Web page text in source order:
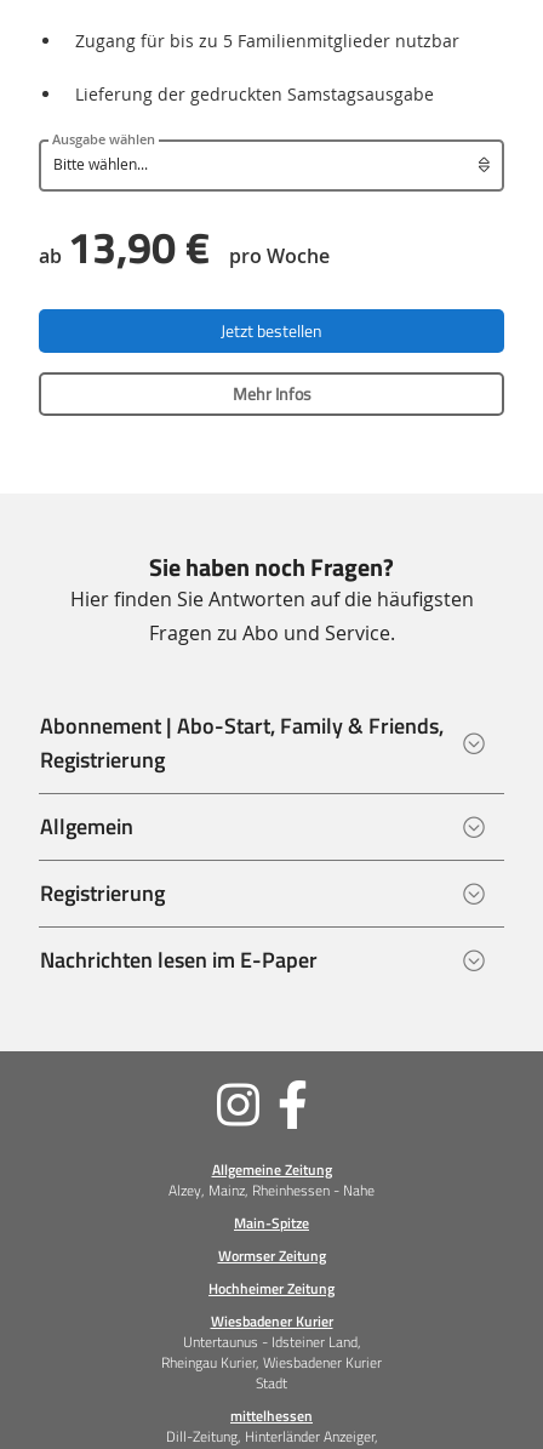
Zugang für bis zu 5 Familienmitglieder nutzbar
Lieferung der gedruckten Samstagsausgabe
Ausgabe wählen
ab 13,90 € pro Woche
Jetzt bestellen
Mehr Infos
Sie haben noch Fragen?
Hier finden Sie Antworten auf die häufigsten
Fragen zu Abo und Service.
Abonnement | Abo-Start, Family & Friends,
Registrierung
Allgemein
Registrierung
Nachrichten lesen im E-Paper
Allgemeine Zeitung
Alzey, Mainz, Rheinhessen - Nahe
Main-Spitze
Wormser Zeitung
Hochheimer Zeitung
Wiesbadener Kurier
Untertaunus - Idsteiner Land,
Rheingau Kurier, Wiesbadener Kurier
Stadt
mittelhessen
Dill-Zeitung, Hinterländer Anzeiger,
Soziale
Medien